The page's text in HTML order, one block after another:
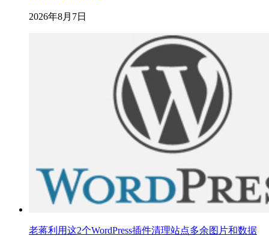
2026年8月7日
老蒋利用这2个WordPress插件清理站点多余图片和数据